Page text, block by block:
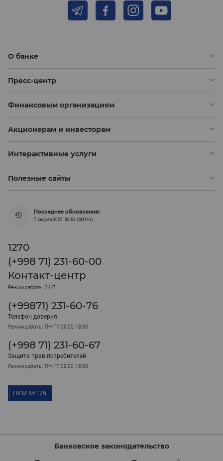
О банке
Пресс-центр
Финансовым организациям
Акционерам и инвесторам
Интерактивные услуги
Полезные сайты
Последнее обновление:
7 Августа 2026, 08:55 (GMT+5)
1270
(+998 71) 231-60-00
Контакт-центр
Режим работы: 24/7
(+99871) 231-60-76
Телефон доверия
Режим работы: ПН-ПТ 09:00-18:00
(+998 71) 231-60-67
Защита прав потребителей
Режим работы: ПН-ПТ 09:00-18:00
Банковское законодательство